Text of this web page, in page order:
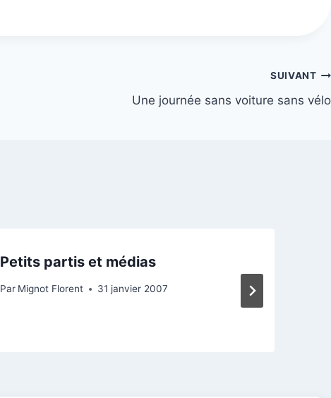
SUIVANT
Une journée sans voiture sans vélo
Petits partis et médias
Par Mignot Florent 31 janvier 2007